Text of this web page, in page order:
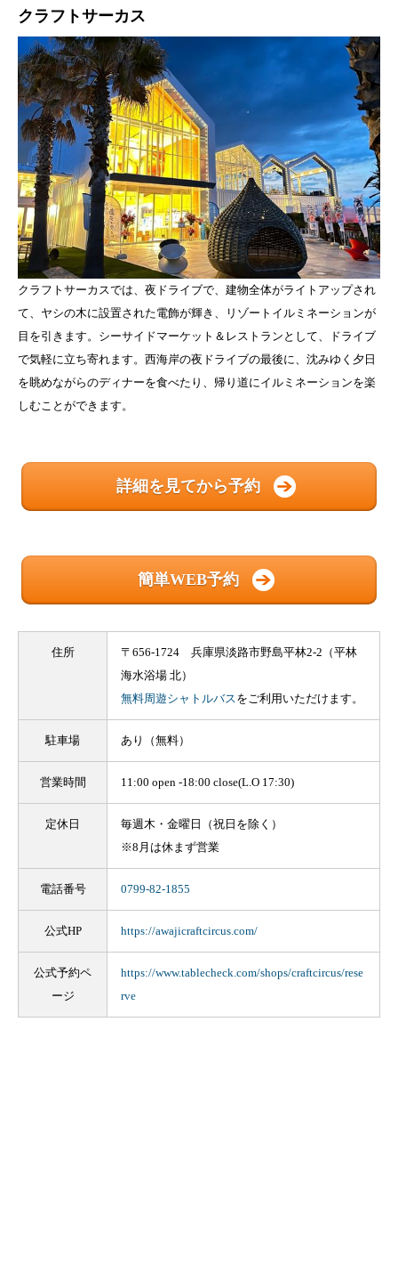
クラフトサーカス
クラフトサーカスでは、夜ドライブで、建物全体がライトアップされ
て、ヤシの木に設置された電飾が輝き、リゾートイルミネーションが
目を引きます。シーサイドマーケット＆レストランとして、ドライブ
で気軽に立ち寄れます。西海岸の夜ドライブの最後に、沈みゆく夕日
を眺めながらのディナーを食べたり、帰り道にイルミネーションを楽
しむことができます。
詳細を見てから予約
簡単WEB予約
住所
〒656-1724 兵庫県淡路市野島平林2-2（平林
海水浴場 北）
無料周遊シャトルバスをご利用いただけます。
駐車場 あり（無料）
営業時間 11:00 open -18:00 close(L.O 17:30)
定休日
毎週木・金曜日（祝日を除く）
※8月は休まず営業
電話番号 0799-82-1855
公式HP https://awajicraftcircus.com/
公式予約ペ
ージ
https://www.tablecheck.com/shops/craftcircus/rese
rve